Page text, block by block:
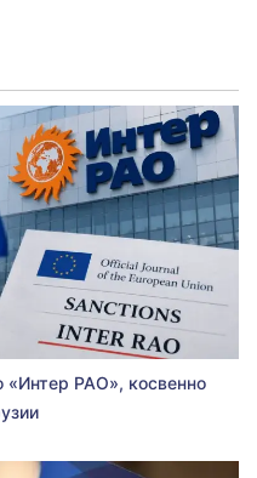
«Интер РАО», косвенно